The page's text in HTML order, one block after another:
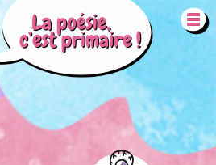
Aller au contenu principal